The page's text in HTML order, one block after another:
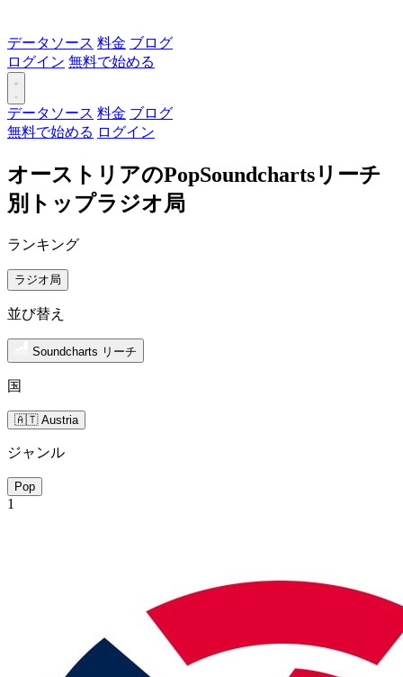
データソース 料金 ブログ
ログイン 無料で始める
データソース 料金 ブログ
無料で始める ログイン
オーストリアのPopSoundchartsリーチ
別トップラジオ局
ランキング
ラジオ局
並び替え
Soundcharts リーチ
国
🇦🇹 Austria
ジャンル
Pop
1